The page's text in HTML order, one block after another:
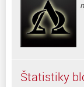
Štatistiky